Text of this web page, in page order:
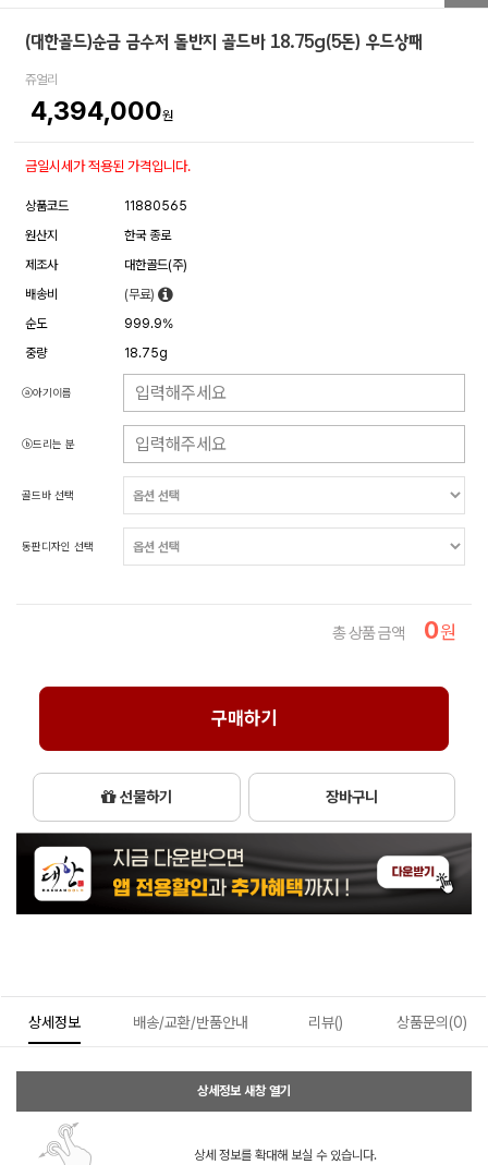
(대한골드)순금 금수저 돌반지 골드바 18.75g(5돈) 우드상패
쥬얼리
4,394,000원
금일시세가 적용된 가격입니다.
상품코드
11880565
원산지
한국 종로
제조사
대한골드(주)
배송비
(무료)
순도
999.9%
중량
18.75g
ⓐ아기이름
ⓑ드리는 분
골드바 선택
동판디자인 선택
총 상품 금액 0원
구매하기
선물하기 장바구니
상세정보 배송/교환/반품안내 리뷰() 상품문의(0)
상세정보 새창 열기
상세 정보를 확대해 보실 수 있습니다.